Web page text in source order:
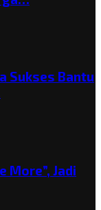
Sukses Bantu
More”, Jadi